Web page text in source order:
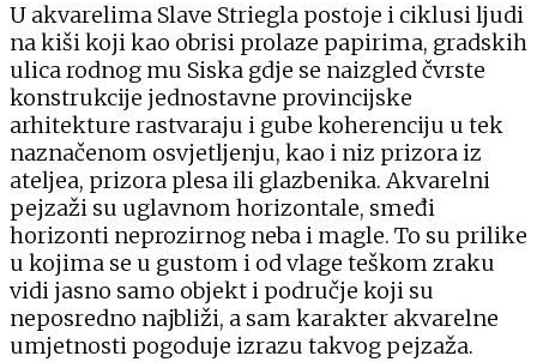
U akvarelima Slave Striegla postoje i ciklusi ljudi
na kiši koji kao obrisi prolaze papirima, gradskih
ulica rodnog mu Siska gdje se naizgled čvrste
konstrukcije jednostavne provincijske
arhitekture rastvaraju i gube koherenciju u tek
naznačenom osvjetljenju, kao i niz prizora iz
ateljea, prizora plesa ili glazbenika. Akvarelni
pejzaži su uglavnom horizontale, smeđi
horizonti neprozirnog neba i magle. To su prilike
u kojima se u gustom i od vlage teškom zraku
vidi jasno samo objekt i područje koji su
neposredno najbliži, a sam karakter akvarelne
umjetnosti pogoduje izrazu takvog pejzaža.